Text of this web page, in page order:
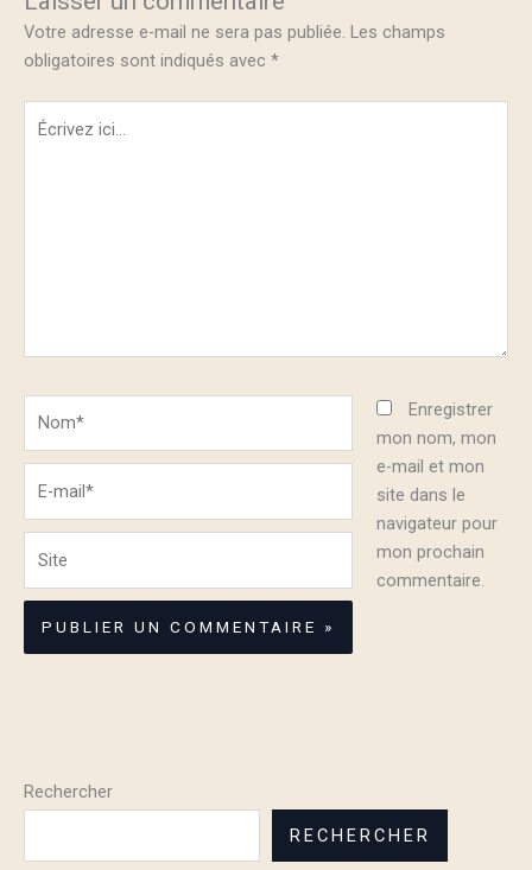
Votre adresse e-mail ne sera pas publiée. Les champs
obligatoires sont indiqués avec *
Écrivez
ici…
Enregistrer
mon nom, mon
e-mail et mon
site dans le
navigateur pour
mon prochain
commentaire.
Rechercher
RECHERCHER